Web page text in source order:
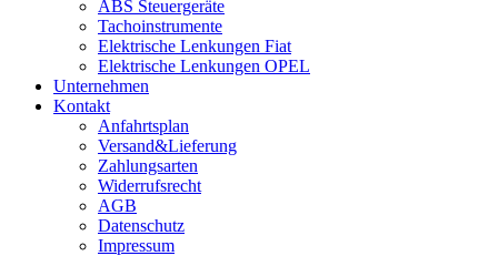
ABS Steuergeräte
Tachoinstrumente
Elektrische Lenkungen Fiat
Elektrische Lenkungen OPEL
Unternehmen
Kontakt
Anfahrtsplan
Versand&Lieferung
Zahlungsarten
Widerrufsrecht
AGB
Datenschutz
Impressum